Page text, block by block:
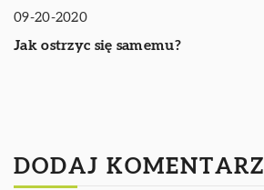
09-20-2020
Jak ostrzyc się samemu?
DODAJ KOMENTARZ